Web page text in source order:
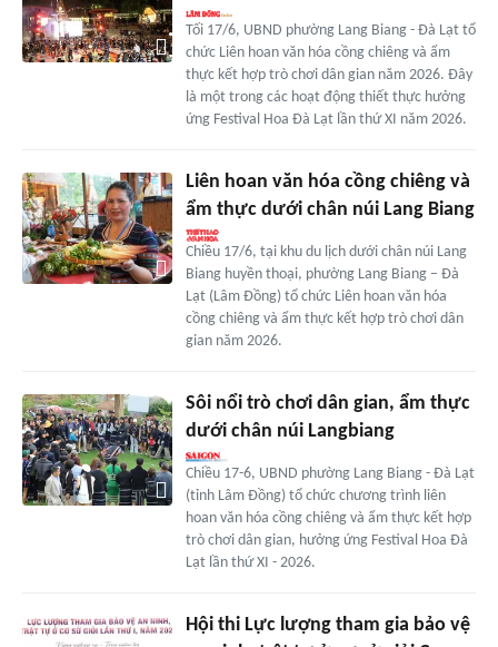
Tối 17/6, UBND phường Lang Biang - Đà Lạt tổ
chức Liên hoan văn hóa cồng chiêng và ẩm
thực kết hợp trò chơi dân gian năm 2026. Đây
là một trong các hoạt động thiết thực hưởng
ứng Festival Hoa Đà Lạt lần thứ XI năm 2026.
Liên hoan văn hóa cồng chiêng và
ẩm thực dưới chân núi Lang Biang
Chiều 17/6, tại khu du lịch dưới chân núi Lang
Biang huyền thoại, phường Lang Biang – Đà
Lạt (Lâm Đồng) tổ chức Liên hoan văn hóa
cồng chiêng và ẩm thực kết hợp trò chơi dân
gian năm 2026.
Sôi nổi trò chơi dân gian, ẩm thực
dưới chân núi Langbiang
Chiều 17-6, UBND phường Lang Biang - Đà Lạt
(tỉnh Lâm Đồng) tổ chức chương trình liên
hoan văn hóa cồng chiêng và ẩm thực kết hợp
trò chơi dân gian, hưởng ứng Festival Hoa Đà
Lạt lần thứ XI - 2026.
Hội thi Lực lượng tham gia bảo vệ